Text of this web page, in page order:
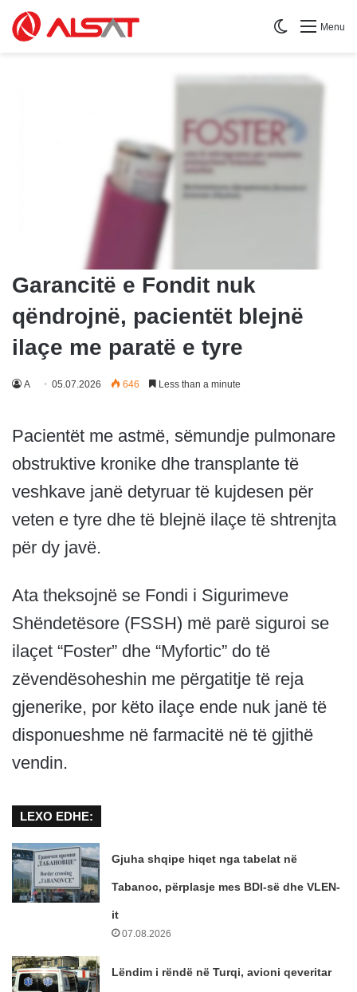
Menu
Switch skin
Garancitë e Fondit nuk
qëndrojnë, pacientët blejnë
ilaçe me paratë e tyre
A 05.07.2026 646 Less than a minute
Pacientët me astmë, sëmundje pulmonare
obstruktive kronike dhe transplante të
veshkave janë detyruar të kujdesen për
veten e tyre dhe të blejnë ilaçe të shtrenjta
për dy javë.
Ata theksojnë se Fondi i Sigurimeve
Shëndetësore (FSSH) më parë siguroi se
ilaçet “Foster” dhe “Myfortic” do të
zëvendësoheshin me përgatitje të reja
gjenerike, por këto ilaçe ende nuk janë të
disponueshme në farmacitë në të gjithë
vendin.
LEXO EDHE:
Gjuha shqipe hiqet nga tabelat në
Tabanoc, përplasje mes BDI-së dhe VLEN-
it
07.08.2026
Lëndim i rëndë në Turqi, avioni qeveritar